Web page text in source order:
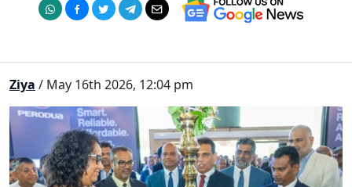
Ziya / May 16th 2026, 12:04 pm